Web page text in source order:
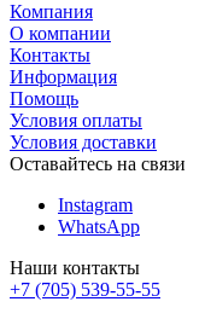
Компания
О компании
Контакты
Информация
Помощь
Условия оплаты
Условия доставки
Оставайтесь на связи
Instagram
WhatsApp
Наши контакты
+7 (705) 539-55-55